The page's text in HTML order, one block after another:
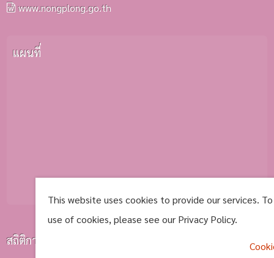
www.nongplong.go.th
แผนที่
สถิติการเยี่ยมชม
This website uses cookies to provide our services.
use of cookies, please see our Privacy Policy.